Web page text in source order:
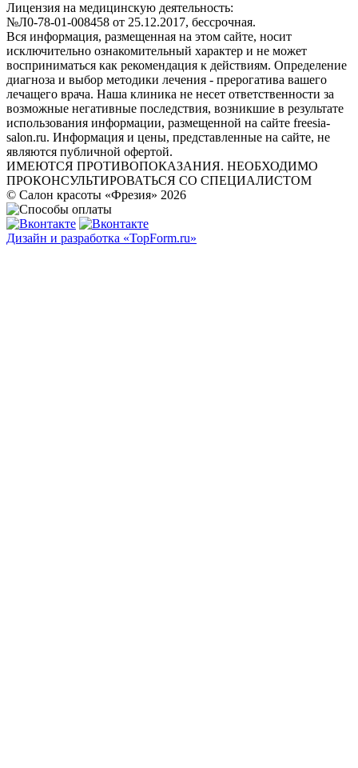
Лицензия на медицинскую деятельность:
№Л0-78-01-008458 от 25.12.2017, бессрочная.
Вся информация, размещенная на этом сайте, носит
исключительно ознакомительный характер и не может
восприниматься как рекомендация к действиям. Определение
диагноза и выбор методики лечения - прерогатива вашего
лечащего врача. Наша клиника не несет ответственности за
возможные негативные последствия, возникшие в результате
использования информации, размещенной на сайте freesia-
salon.ru. Информация и цены, представленные на сайте, не
являются публичной офертой.
ИМЕЮТСЯ ПРОТИВОПОКАЗАНИЯ. НЕОБХОДИМО
ПРОКОНСУЛЬТИРОВАТЬСЯ СО СПЕЦИАЛИСТОМ
© Салон красоты «Фрезия» 2026
Дизайн и разработка «TopForm.ru»